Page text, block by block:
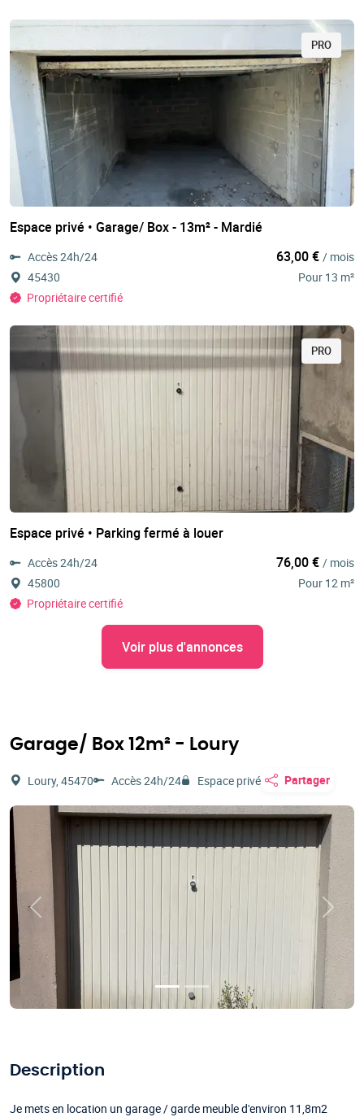
PRO
Espace privé • Garage/ Box - 13m² - Mardié
Accès 24h/24
45430
Propriétaire certifié
63,00 € / mois
Pour 13 m²
PRO
Espace privé • Parking fermé à louer
Accès 24h/24
45800
Propriétaire certifié
76,00 € / mois
Pour 12 m²
Voir plus d'annonces
Garage/ Box 12m² - Loury
Loury, 45470 Accès 24h/24 Espace privé Partager
Précédent
Description
Je mets en location un garage / garde meuble d'environ 11,8m2